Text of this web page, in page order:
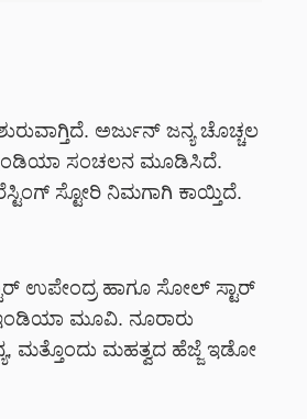
ಅರ್ಜುನ್ ಜನ್ಯ ಚೊಚ್ಚಲ
ಇಂಡಿಯಾ ಸಂಚಲನ ಮೂಡಿಸಿದೆ.
ಸ್ಟೋರಿ ನಿಮಗಾಗಿ ಕಾಯ್ತಿದೆ.
ಉಪೇಂದ್ರ ಹಾಗೂ ಸೋಲ್ ಸ್ಟಾರ್
ಮೂವಿ. ನೂರಾರು
ಮಹತ್ವದ ಹೆಜ್ಜೆ ಇಡೋ